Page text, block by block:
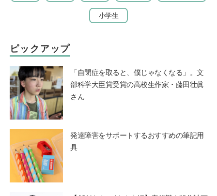
小学生
ピックアップ
「自閉症を取ると、僕じゃなくなる」。文
部科学大臣賞受賞の高校生作家・藤田壮眞
さん
発達障害をサポートするおすすめの筆記用
具